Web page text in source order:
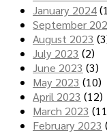
January 2024
September
August 2023
July 2023 (2)
June 2023 (3)
May 2023 (10)
April 2023 (12)
March 2023
February 2023